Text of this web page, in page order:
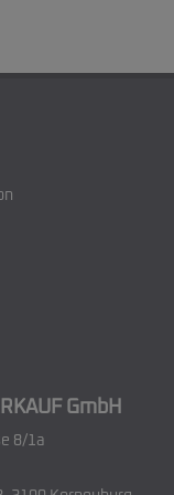
GmbH
8/1a